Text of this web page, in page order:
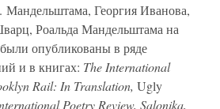
Георгия Иванова,
Роальда Мандельштама на
опубликованы в ряде
и в книгах: The International
Rail: In Translation, Ugly
Poetry Review, Salonika,